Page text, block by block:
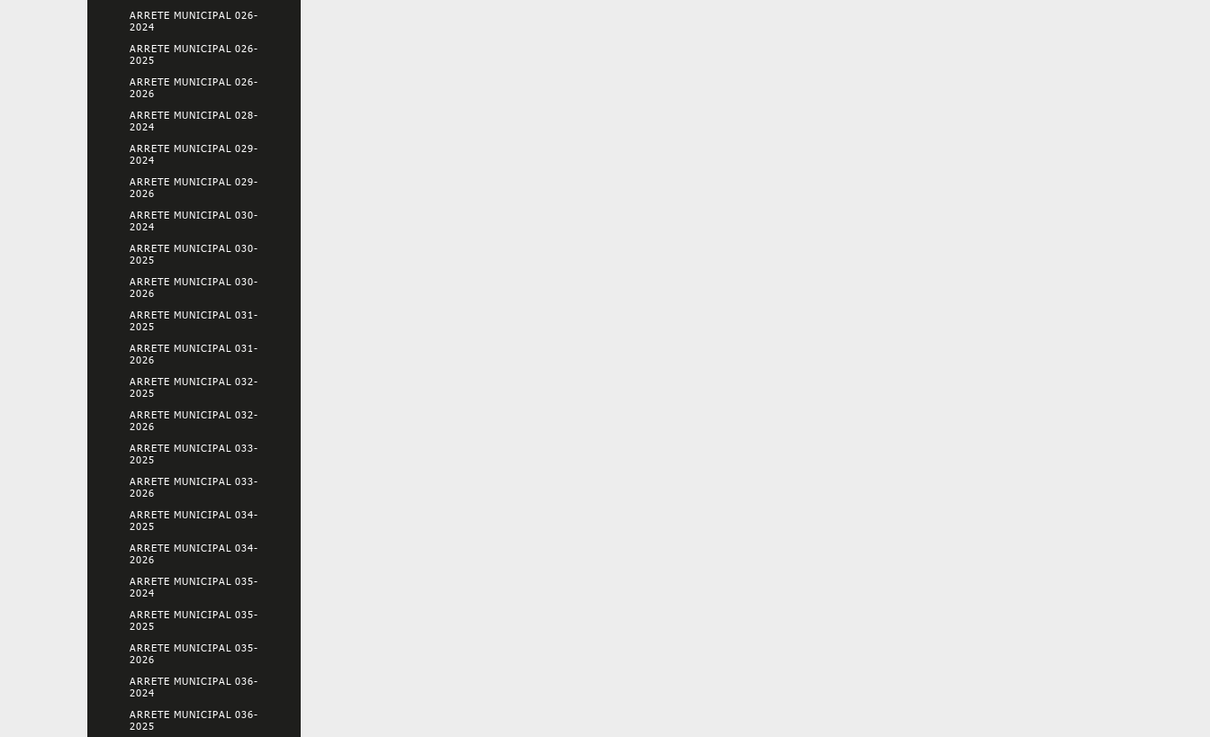
ARRETE MUNICIPAL 026-
2024
ARRETE MUNICIPAL 026-
2025
ARRETE MUNICIPAL 026-
2026
ARRETE MUNICIPAL 028-
2024
ARRETE MUNICIPAL 029-
2024
ARRETE MUNICIPAL 029-
2026
ARRETE MUNICIPAL 030-
2024
ARRETE MUNICIPAL 030-
2025
ARRETE MUNICIPAL 030-
2026
ARRETE MUNICIPAL 031-
2025
ARRETE MUNICIPAL 031-
2026
ARRETE MUNICIPAL 032-
2025
ARRETE MUNICIPAL 032-
2026
ARRETE MUNICIPAL 033-
2025
ARRETE MUNICIPAL 033-
2026
ARRETE MUNICIPAL 034-
2025
ARRETE MUNICIPAL 034-
2026
ARRETE MUNICIPAL 035-
2024
ARRETE MUNICIPAL 035-
2025
ARRETE MUNICIPAL 035-
2026
ARRETE MUNICIPAL 036-
2024
ARRETE MUNICIPAL 036-
2025